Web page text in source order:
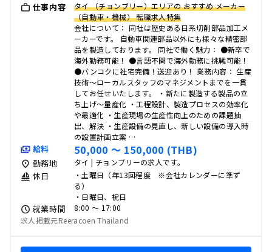
仕事内容
タイ （チョンブリー）エリアの おすすめ メーカー
（自動車・機械） 転職求人特集
会社について： 同社は歴史ある日系切削部品加工メ
ーカーです。 自動車関連部品以外にも様々な精密部
品を製造しております。 同社で働く魅力： ●新卒で
海外勤務可能！ ●言語不問で海外勤務に挑戦可能！
●バンコクに社宅完備！送迎あり！ 業務内容： 生産
技術〜ローカルスタッフのマネジメントまでを一貫
してお任せいたします。 ・新たに製造する製品の立
ち上げ〜量産化 ・工程設計、製造プロセスの効率化
や最適化 ・生産現場の生産性向上のための課題抽
出、解決 ・生産設備の見直し、新しい設備の導入時
の設置計画立案 …
給料 50,000 〜 150,000 (THB)
勤務地 タイ | チョンブリーの求人です。
休日
・土曜日（年13回程度 ※会社カレンダーに準ず
る）
・日曜日、祝日
就業時間
8:00 〜 17:00
求人掲載元Reeracoen Thailand